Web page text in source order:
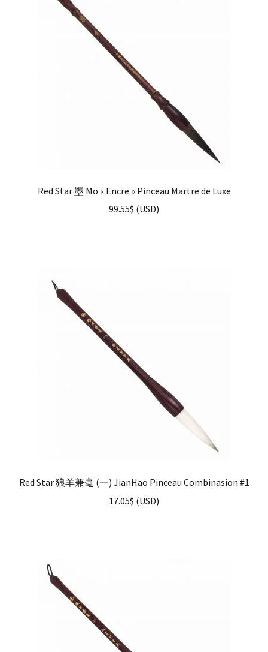
Red Star 墨 Mo « Encre » Pinceau Martre de Luxe
99.55$ (USD)
Red Star 狼羊兼毫 (一) JianHao Pinceau Combinasion #1
17.05$ (USD)